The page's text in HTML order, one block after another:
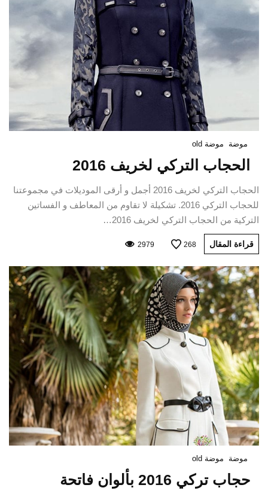
موضة موضة old
الحجاب التركي لخريف 2016
الحجاب التركي لخريف 2016 أجمل و أرقى الموديلات في مجموعتنا
للحجاب التركي 2016. تشكيلة لا تقاوم من المعاطف و الفساتين
التركية من الحجاب التركي لخريف 2016…
قراءة المقال 268
2979
موضة موضة old
حجاب تركي 2016 بألوان فاتحة